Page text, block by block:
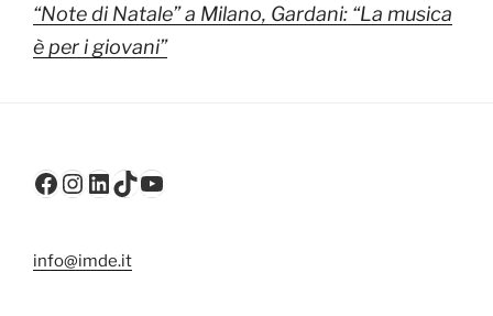
“Note di Natale” a Milano, Gardani: “La musica
è per i giovani”
Facebook
Instagram
LinkedIn
TikTok
YouTube
info@imde.it